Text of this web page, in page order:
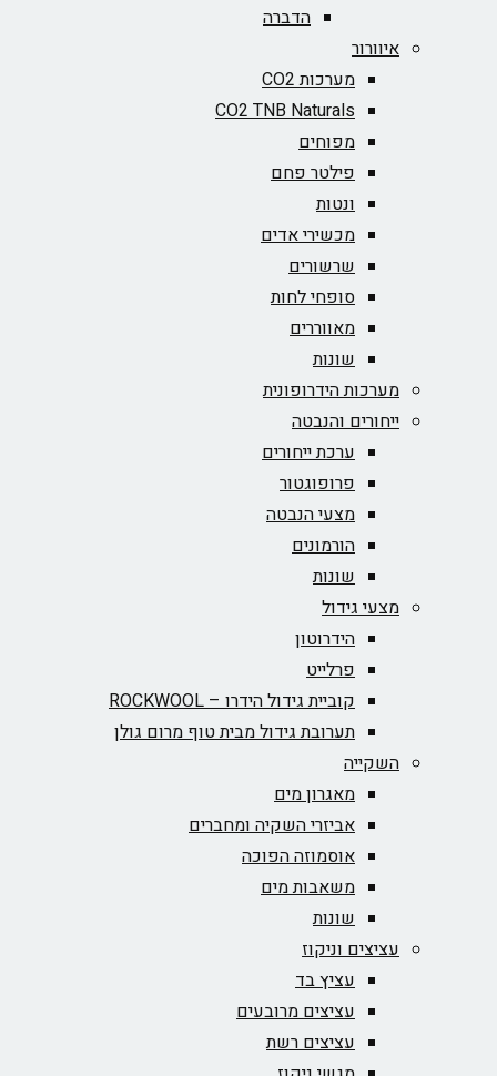
הדברה
איוורור
מערכות CO2
CO2 TNB Naturals
מפוחים
פילטר פחם
ונטות
מכשירי אדים
שרשורים
סופחי לחות
מאווררים
שונות
מערכות הידרופונית
ייחורים והנבטה
ערכת ייחורים
פרופוגטור
מצעי הנבטה
הורמונים
שונות
מצעי גידול
הידרוטון
פרלייט
קוביית גידול הידרו – ROCKWOOL‏
תערובת גידול מבית טוף מרום גולן
השקייה
מאגרון מים
אביזרי השקיה ומחברים
אוסמוזה הפוכה
משאבות מים
שונות
עציצים וניקוז
עציץ בד
עציצים מרובעים
עציצים רשת